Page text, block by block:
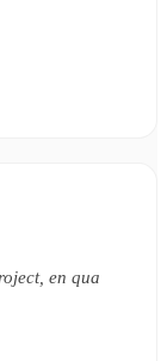
en qua